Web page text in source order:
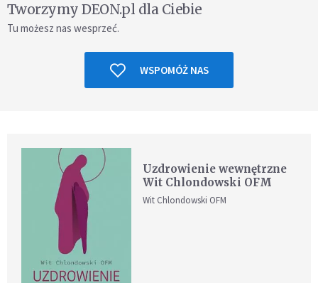
Tworzymy DEON.pl dla Ciebie
Tu możesz nas wesprzeć.
WSPOMÓŻ NAS
Uzdrowienie wewnętrzne
Wit Chlondowski OFM
Wit Chlondowski OFM